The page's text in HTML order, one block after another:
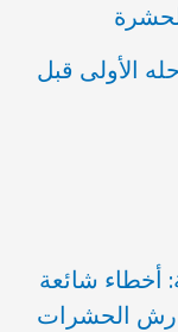
الأولى قبل
أخطاء شائعة
الحشرات